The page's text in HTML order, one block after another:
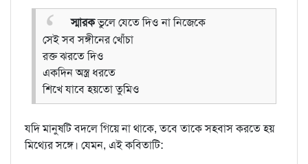
স্মারকভুলে যেতে দিও না নিজেকে
সেই সব সঙ্গীনের খোঁচা
রক্ত ঝরতে দিও
একদিন অস্ত্র ধরতে
শিখে যাবে হয়তো তুমিও
যদি মানুষটি বদলে গিয়ে না থাকে, তবে তাকে সহবাস করতে হয়
মিথ্যের সঙ্গে। যেমন, এই কবিতাটি: